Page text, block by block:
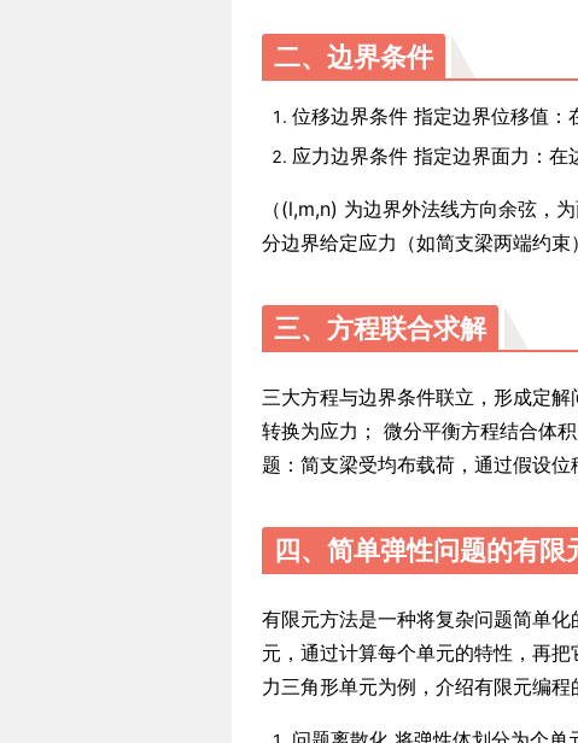
二、边界条件
位移边界条件 指定边界位移值：
应力边界条件 指定边界面力：在
（(l,m,n) 为边界外法线方向余弦，
分边界给定应力（如简支梁两端约束
三、方程联合求解
三大方程与边界条件联立，形成定
转换为应力； 微分平衡方程结合体
题：简支梁受均布载荷，通过假设位
四、简单弹性问题的有限
有限元方法是一种将复杂问题简单
元，通过计算每个单元的特性，再
力三角形单元为例，介绍有限元编程